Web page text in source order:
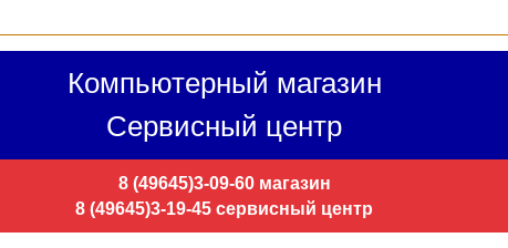
Компьютерный магазин
Сервисный центр
8 (49645)3-09-60 магазин
8 (49645)3-19-45 сервисный центр